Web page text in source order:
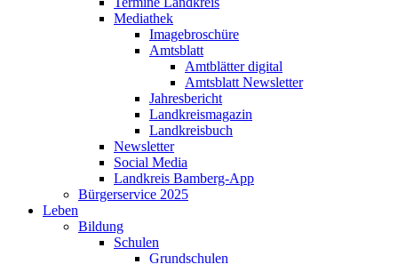
Mediathek
Imagebroschüre
Amtsblatt
Amtblätter digital
Amtsblatt Newsletter
Jahresbericht
Landkreismagazin
Landkreisbuch
Newsletter
Social Media
Landkreis Bamberg-App
Bürgerservice 2025
Leben
Bildung
Schulen
Grundschulen